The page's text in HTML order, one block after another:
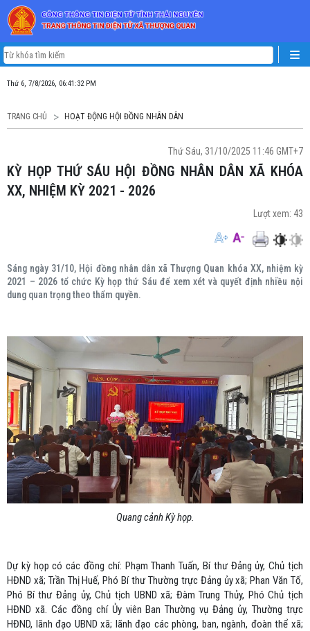
Thứ 6, 7/8/2026, 06:41:33 PM
TRANG CHỦ HOẠT ĐỘNG HỘI ĐỒNG NHÂN DÂN
Thứ Sáu, 31/10/2025 11:46 GMT+7
KỲ HỌP THỨ SÁU HỘI ĐỒNG NHÂN DÂN XÃ KHÓA
XX, NHIỆM KỲ 2021 - 2026
Lượt xem: 43
Sáng ngày 31/10, Hội đồng nhân dân xã Thượng Quan khóa XX, nhiệm kỳ
2021 – 2026 tổ chức Kỳ họp thứ Sáuđể xem xét và quyết định nhiều nội
dung quan trọng theo thẩm quyền.
Quang cảnh Kỳ họp.
Dự kỳ họp có các đồng chí: Phạm Thanh Tuấn, Bí thư Đảng ủy, Chủ tịch
HĐND xã; Trần Thị Huế, Phó Bí thư Thường trực Đảng ủy xã; Phan Văn Tố,
Phó Bí thư Đảng ủy, Chủ tịch UBND xã; Đàm Trung Thủy, Phó Chủ tịch
HĐND xã. Các đồng chí Ủy viên Ban Thường vụ Đảng ủy, Thường trực
HĐND, lãnh đạo UBND xã; lãnh đạo các phòng, ban, ngành, đoàn thể xã;